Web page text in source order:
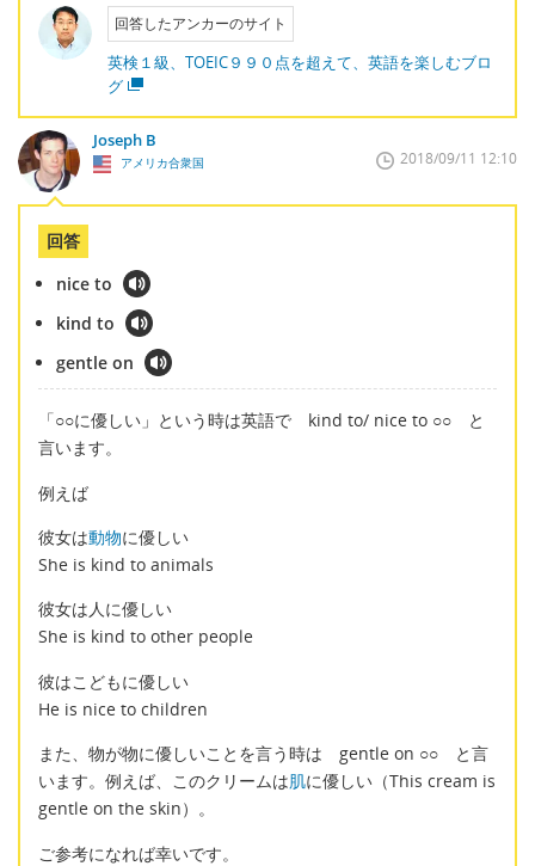
回答したアンカーのサイト
英検１級、TOEIC９９０点を超えて、英語を楽しむブロ
グ
Joseph B
アメリカ合衆国 2018/09/11 12:10
回答
nice to
kind to
gentle on
「○○に優しい」という時は英語で kind to/ nice to ○○ と
言います。
例えば
彼女は動物に優しい
She is kind to animals
彼女は人に優しい
She is kind to other people
彼はこどもに優しい
He is nice to children
また、物が物に優しいことを言う時は gentle on ○○ と言
います。例えば、このクリームは肌に優しい（This cream is
gentle on the skin）。
ご参考になれば幸いです。